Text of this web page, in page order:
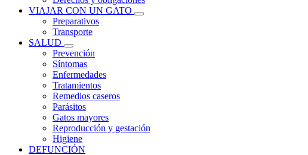
VIAJAR CON UN GATO
Preparativos
Transporte
SALUD
Prevención
Síntomas
Enfermedades
Tratamientos
Remedios caseros
Parásitos
Gatos mayores
Reproducción y gestación
Higiene
DEFUNCIÓN